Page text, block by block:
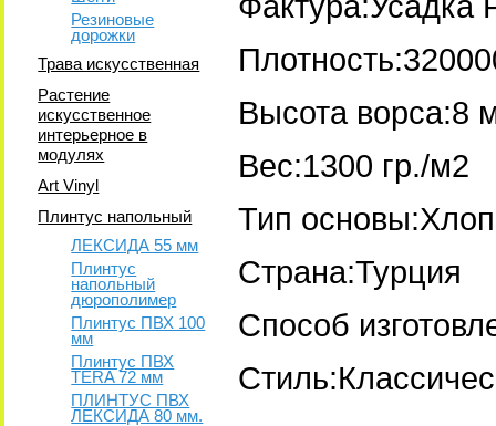
Резиновые
дорожки
Трава искусственная
Растение
искусственное
интерьерное в
модулях
Art Vinyl
Плинтус напольный
ЛЕКСИДА 55 мм
Плинтус
напольный
дюрополимер
Плинтус ПВХ 100
мм
Плинтус ПВХ
TERA 72 мм
ПЛИНТУС ПВХ
ЛЕКСИДА 80 мм.
Высота ворса:8
Вес:1300 гр./м2
Тип
Страна:Турция
Способ